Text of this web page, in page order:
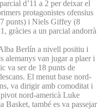
d’11 a 2 per deixar el
protagonistes ofensius
punts) i Niels Giffey (8
gràcies a un parcial andorrà
Berlín a nivell positiu i
alemanys van jugar a plaer i
va ser de 18 punts de
El menut base nord-
va dirigir amb comoditat i
nord-americà Luke
Basket, també es va passejar